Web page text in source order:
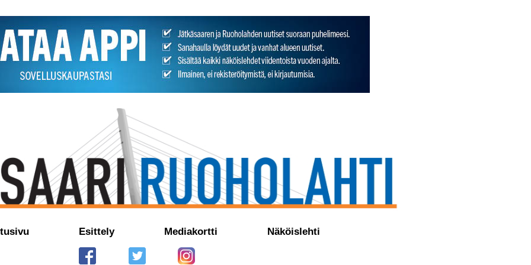
Esittely Mediakortti Näköislehti